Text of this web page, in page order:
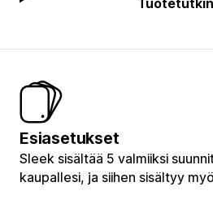
Esiasetukset
Sleek sisältää 5 valmiiksi
kaupallesi, ja siihen sisältyy